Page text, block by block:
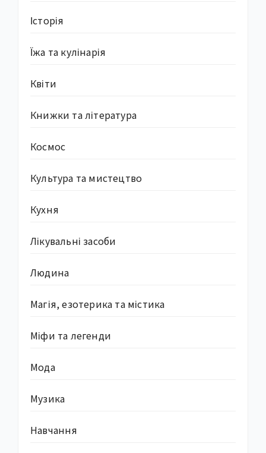
Історія
Їжа та кулінарія
Квіти
Книжки та література
Космос
Культура та мистецтво
Кухня
Лікувальні засоби
Людина
Магія, езотерика та містика
Міфи та легенди
Мода
Музика
Навчання